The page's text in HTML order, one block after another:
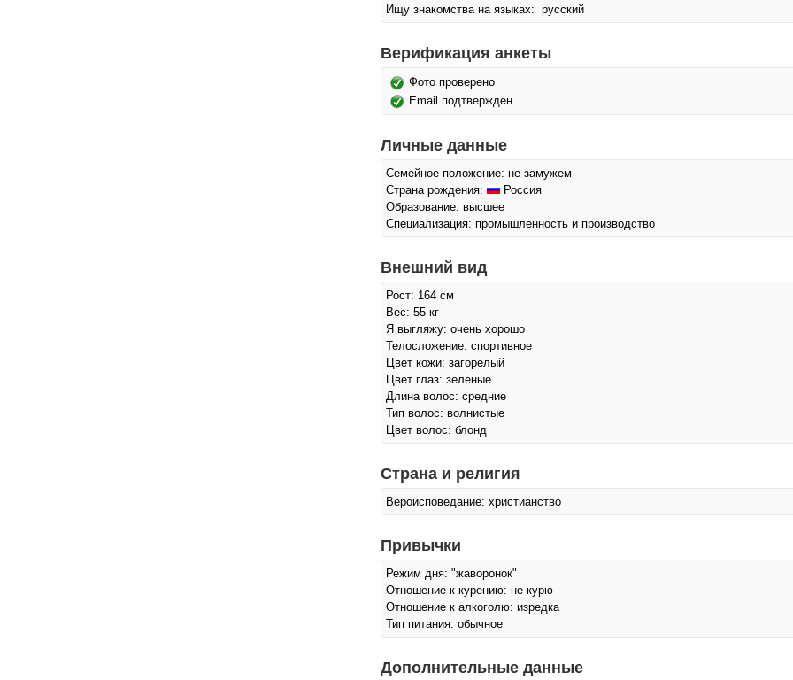
Ищу знакомства на языках: русский
Верификация анкеты
Фото проверено
Email подтвержден
Личные данные
Семейное положение: не замужем
Страна рождения:
Россия
Образование: высшее
Специализация: промышленность и производство
Внешний вид
Рост: 164 см
Вес: 55 кг
Я выгляжу: очень хорошо
Телосложение: спортивное
Цвет кожи: загорелый
Цвет глаз: зеленые
Длина волос: средние
Тип волос: волнистые
Цвет волос: блонд
Страна и религия
Вероисповедание: христианство
Привычки
Режим дня: "жаворонок"
Отношение к курению: не курю
Отношение к алкоголю: изредка
Тип питания: обычное
Дополнительные данные